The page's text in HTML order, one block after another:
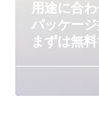
用途に合
パッケー
まずは無